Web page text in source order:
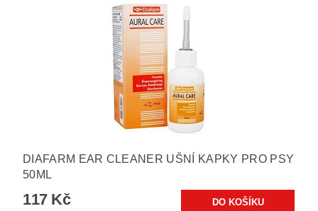
DIAFARM EAR CLEANER UŠNÍ KAPKY PRO PSY
50ML
117 Kč